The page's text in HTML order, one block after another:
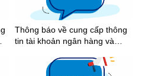
Thông báo về cung cấp thông
tin tài khoản ngân hàng và
khích học tập học kỳ I năm học